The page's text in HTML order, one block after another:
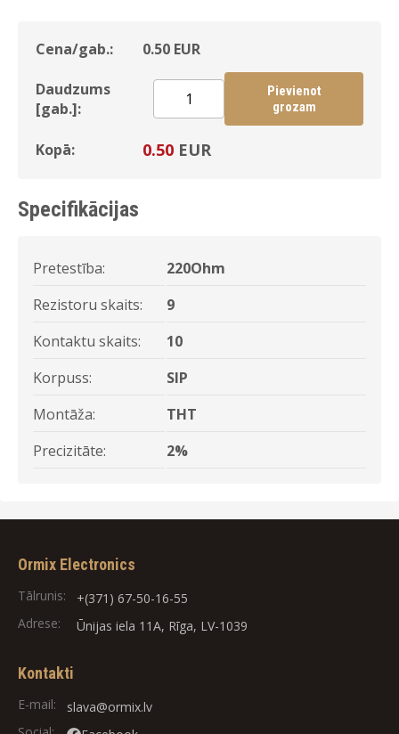
Cena/gab.: 0.50 EUR
Daudzums
[gab.]:
Pievienot
grozam
Kopā: 0.50 EUR
Specifikācijas
Pretestība:
220Ohm
Rezistoru skaits:
9
Kontaktu skaits:
10
Korpuss:
SIP
Montāža:
THT
Precizitāte:
2%
Ormix Electronics
Tālrunis:
+(371) 67-50-16-55
Adrese:
Ūnijas iela 11A, Rīga, LV-1039
Kontakti
E-mail:
slava@ormix.lv